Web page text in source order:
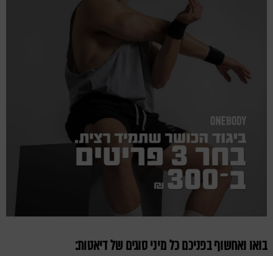
בואו ואחשוף בפניכם כל מיני סוגים של דיאטות: